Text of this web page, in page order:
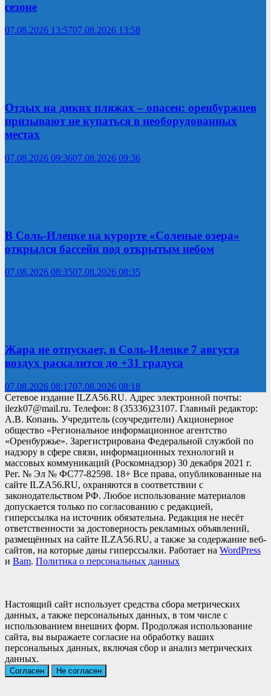
сезоне
07.08.2026 13:5707.08.2026 13:58
Отдых на диких пляжах – опасен: оренбуржцев
призывают не купаться в необорудованных
местах
07.08.2026 09:3607.08.2026 09:36
В Соль-Илецке на курорте «Соленые озера»
открылся бассейн под открытым небом
07.08.2026 08:3507.08.2026 08:35
Жара не отпускает, в Соль-Илецке 7 августа
воздух раскалится до +31 градуса
07.08.2026 08:1707.08.2026 08:18
Сетевое издание ILZA56.RU. Адрес электронной почты:
ilezk07@mail.ru. Телефон: 8 (35336)23107. Главный редактор:
А.В. Копань. Учредитель (соучредители) Акционерное
общество «Региональное информационное агентство
«Оренбуржье». Зарегистрирована Федеральной службой по
надзору в сфере связи, информационных технологий и
массовых коммуникаций (Роскомнадзор) 30 декабря 2021 г.
Рег. № Эл № ФС77-82598. 18+ Все права, опубликованные на
сайте ILZA56.RU, охраняются в соответствии с
законодательством РФ. Любое использование материалов
допускается только по согласованию с редакцией,
гиперссылка на источник обязательна. Редакция не несёт
ответственности за достоверность рекламных объявлений,
размещённых на сайте ILZA56.RU, а также за содержание веб-
сайтов, на которые даны гиперссылки. Работает на WordPress
и Bam. Политика о персональных данных
Настоящий сайт использует средства сбора метрических
данных, а также персональных данных, в том числе с
использованием внешних форм. Продолжая использование
сайта, вы выражаете согласие на обработку ваших
персональных данных, включая сбор и анализ метрических
данных.
Согласен Не согласен